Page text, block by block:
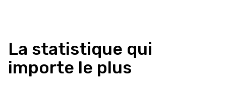
La statistique qui
importe le plus